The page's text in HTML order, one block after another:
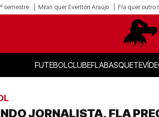
semestre Milan quer Evertton Araújo Fla quer outro
FUTEBOLCLUBEFLABASQUETE
JORNALISTA, FLA